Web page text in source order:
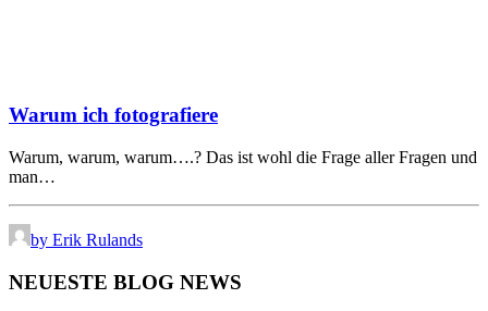
Warum ich fotografiere
Warum, warum, warum….? Das ist wohl die Frage aller Fragen und
man…
by Erik Rulands
NEUESTE BLOG NEWS